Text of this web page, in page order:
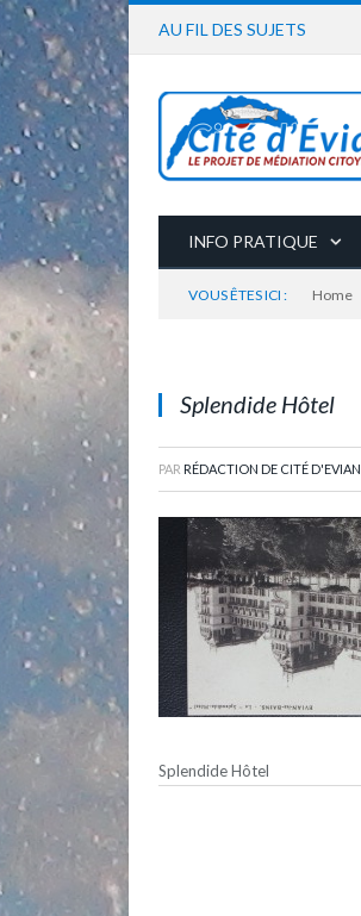
AU FIL DES SUJETS
INFO PRATIQUE
VOUS ÊTES ICI : Home
Splendide Hôtel
PAR RÉDACTION DE CITÉ D'EVIAN
Splendide Hôtel